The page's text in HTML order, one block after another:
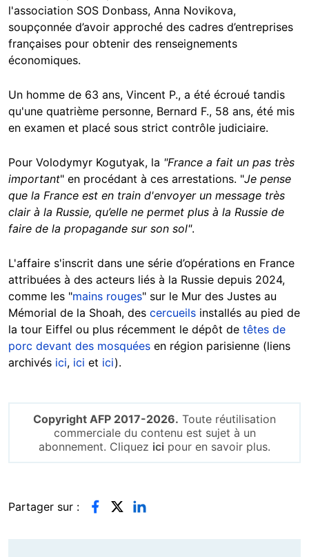
l'association SOS Donbass, Anna Novikova,
soupçonnée d’avoir approché des cadres d’entreprises
françaises pour obtenir des renseignements
économiques.
Un homme de 63 ans, Vincent P., a été écroué tandis
qu'une quatrième personne, Bernard F., 58 ans, été mis
en examen et placé sous strict contrôle judiciaire.
Pour Volodymyr Kogutyak, la "France a fait un pas très
important" en procédant à ces arrestations. "Je pense
que la France est en train d'envoyer un message très
clair à la Russie, qu’elle ne permet plus à la Russie de
faire de la propagande sur son sol".
L'affaire s'inscrit dans une série d’opérations en France
attribuées à des acteurs liés à la Russie depuis 2024,
comme les "mains rouges" sur le Mur des Justes au
Mémorial de la Shoah, des cercueils installés au pied de
la tour Eiffel ou plus récemment le dépôt de têtes de
porc devant des mosquées en région parisienne (liens
archivés ici, ici et ici).
Copyright AFP 2017-2026. Toute réutilisation
commerciale du contenu est sujet à un
abonnement. Cliquez ici pour en savoir plus.
Partager sur :